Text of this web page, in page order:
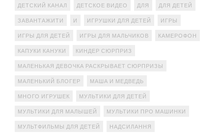
ДЕТСКИЙ КАНАЛ ДЕТСКОЕ ВИДЕО ДЛЯ ДЛЯ ДЕТЕЙ
ЗАВАНТАЖИТИ И ИГРУШКИ ДЛЯ ДЕТЕЙ ИГРЫ
ИГРЫ ДЛЯ ДЕТЕЙ ИГРЫ ДЛЯ МАЛЬЧИКОВ КАМЕРОФОН
КАПУКИ КАНУКИ КИНДЕР СЮРПРИЗ
МАЛЕНЬКАЯ ДЕВОЧКА РАСКРЫВАЕТ СЮРПРИЗЫ
МАЛЕНЬКИЙ БЛОГЕР МАША И МЕДВЕДЬ
МНОГО ИГРУШЕК МУЛЬТИКИ ДЛЯ ДЕТЕЙ
МУЛЬТИКИ ДЛЯ МАЛЫШЕЙ МУЛЬТИКИ ПРО МАШИНКИ
МУЛЬТФИЛЬМЫ ДЛЯ ДЕТЕЙ НАДСИЛАННЯ